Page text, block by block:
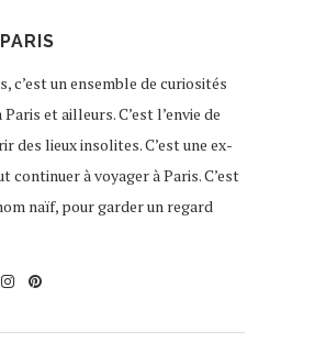
c’est un ensemble de curiosités
Paris et ailleurs. C’est l’envie de
des lieux insolites. C’est une ex-
continuer à voyager à Paris. C’est
naïf, pour garder un regard